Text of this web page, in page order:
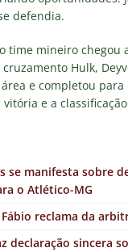
defendia.
time mineiro chegou
Hulk,
e completou
e a
se manifesta sobre
o Atlético-MG
reclama da
declaração sincera